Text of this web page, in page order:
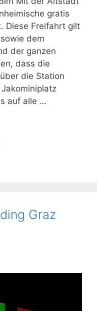
gratis
Diese Freifahrt gilt
dem
der ganzen
dass die
die Station
auf alle …
Graz